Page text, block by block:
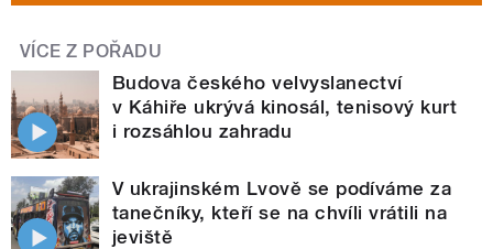
VÍCE Z POŘADU
Budova českého velvyslanectví
v Káhiře ukrývá kinosál, tenisový kurt
i rozsáhlou zahradu
V ukrajinském Lvově se podíváme za
tanečníky, kteří se na chvíli vrátili na
jeviště